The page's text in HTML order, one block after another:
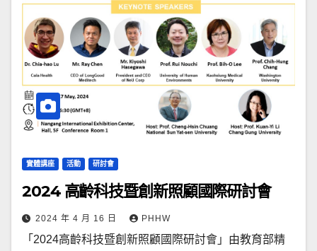
實體講座 活動 研討會
2024 高齡科技暨創新照顧國際研討會
2024 年 4 月 16 日 PHHW
「2024高齡科技暨創新照顧國際研討會」由教育部精